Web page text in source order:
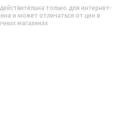
только для интернет-
и может отличаться от цен в
магазинах